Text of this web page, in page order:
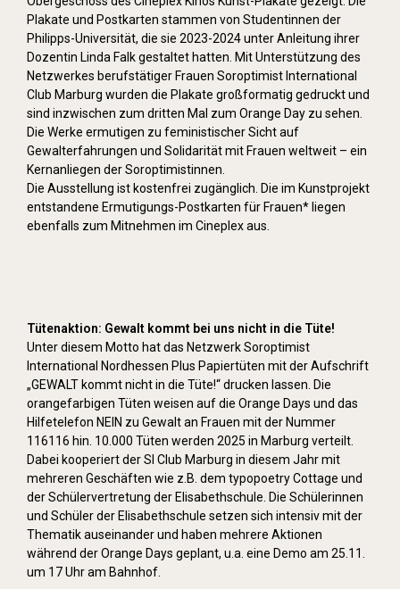
Plakate und Postkarten stammen von Studentinnen der
Philipps-Universität, die sie 2023-2024 unter Anleitung ihrer
Dozentin Linda Falk gestaltet hatten. Mit Unterstützung des
Netzwerkes berufstätiger Frauen Soroptimist International
Club Marburg wurden die Plakate großformatig gedruckt und
sind inzwischen zum dritten Mal zum Orange Day zu sehen.
Die Werke ermutigen zu feministischer Sicht auf
Gewalterfahrungen und Solidarität mit Frauen weltweit – ein
Kernanliegen der Soroptimistinnen.
Die Ausstellung ist kostenfrei zugänglich. Die im Kunstprojekt
entstandene Ermutigungs-Postkarten für Frauen* liegen
ebenfalls zum Mitnehmen im Cineplex aus.
Tütenaktion: Gewalt kommt bei uns nicht in die Tüte!
Unter diesem Motto hat das Netzwerk Soroptimist
International Nordhessen Plus Papiertüten mit der Aufschrift
„GEWALT kommt nicht in die Tüte!“ drucken lassen. Die
orangefarbigen Tüten weisen auf die Orange Days und das
Hilfetelefon NEIN zu Gewalt an Frauen mit der Nummer
116116 hin. 10.000 Tüten werden 2025 in Marburg verteilt.
Dabei kooperiert der SI Club Marburg in diesem Jahr mit
mehreren Geschäften wie z.B. dem typopoetry Cottage und
der Schülervertretung der Elisabethschule. Die Schülerinnen
und Schüler der Elisabethschule setzen sich intensiv mit der
Thematik auseinander und haben mehrere Aktionen
während der Orange Days geplant, u.a. eine Demo am 25.11.
um 17 Uhr am Bahnhof.